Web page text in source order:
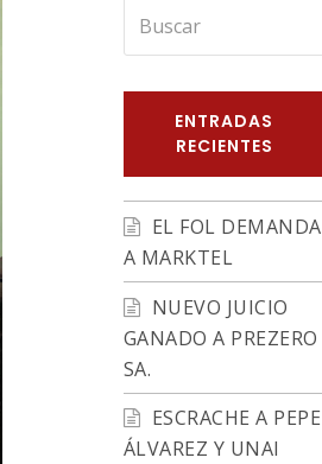
ENTRADAS
RECIENTES
EL FOL DEMANDA
A MARKTEL
NUEVO JUICIO
GANADO A PREZERO
SA.
ESCRACHE A PEPE
ÁLVAREZ Y UNAI